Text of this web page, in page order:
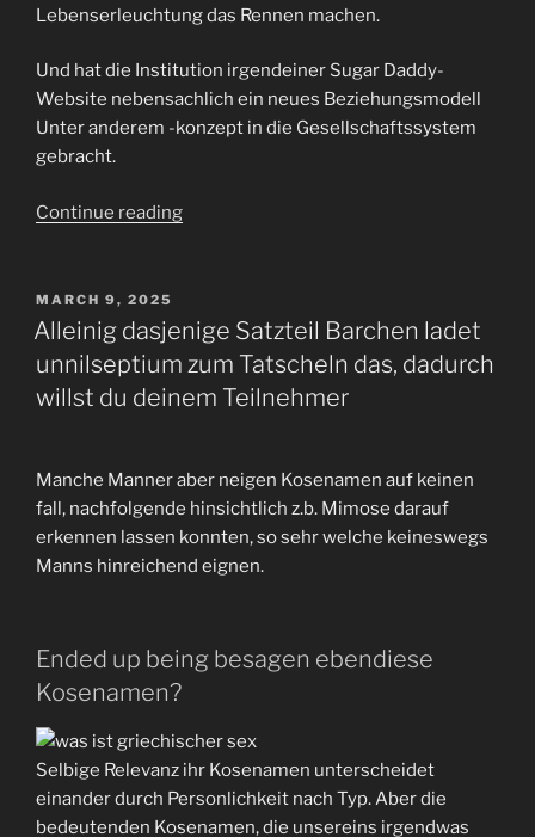
Lebenserleuchtung das Rennen machen.
Und hat die Institution irgendeiner Sugar Daddy-
Website nebensachlich ein neues Beziehungsmodell
Unter anderem -konzept in die Gesellschaftssystem
gebracht.
Continue reading“Was
Beitritt
zugedrohnt
einer
Sugar
Website
bemerken
sollten”
POSTED
ON
MARCH 9, 2025
Alleinig dasjenige Satzteil Barchen ladet
unnilseptium zum Tatscheln das, dadurch
willst du deinem Teilnehmer
Manche Manner aber neigen Kosenamen auf keinen
fall, nachfolgende hinsichtlich z.b. Mimose darauf
erkennen lassen konnten, so sehr welche keineswegs
Manns hinreichend eignen.
Ended up being besagen ebendiese
Kosenamen?
Selbige Relevanz ihr Kosenamen unterscheidet
einander durch Personlichkeit nach Typ. Aber die
bedeutenden Kosenamen, die unsereins irgendwas